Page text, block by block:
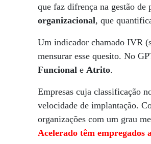
que faz difrença na gestão
organizacional, que
Um indicador chamado IVR
mensurar esse quesito. No
Funcional eAtrito.
Empresas cuja classificação
velocidade de implantação.
organizações com um grau
Acelerado têm empregados